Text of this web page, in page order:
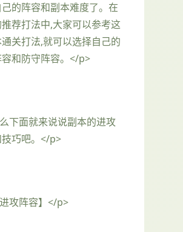
的阵容和副本难度了。在
荐打法中,大家可以参考这
关打法,就可以选择自己的
和防守阵容。</p>
下面就来说说副本的进攻
巧吧。</p>
攻阵容】</p>